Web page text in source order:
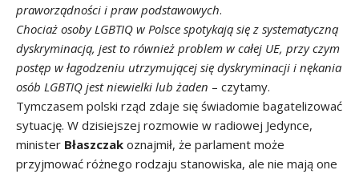
praworządności i praw podstawowych.
Chociaż osoby LGBTIQ w Polsce spotykają się z systematyczną
dyskryminacją, jest to również problem w całej UE, przy czym
postęp w łagodzeniu utrzymującej się dyskryminacji i nękania
osób LGBTIQ jest niewielki lub żaden – czytamy.
Tymczasem polski rząd zdaje się świadomie bagatelizować
sytuację. W dzisiejszej rozmowie w radiowej Jedynce,
minister Błaszczak oznajmił, że parlament może
przyjmować różnego rodzaju stanowiska, ale nie mają one